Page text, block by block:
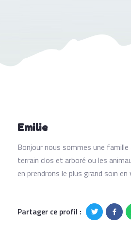
Emilie
Bonjour nous sommes une
terrain clos et arboré ou les
en prendrons le plus grand soin
Partager ce profil :